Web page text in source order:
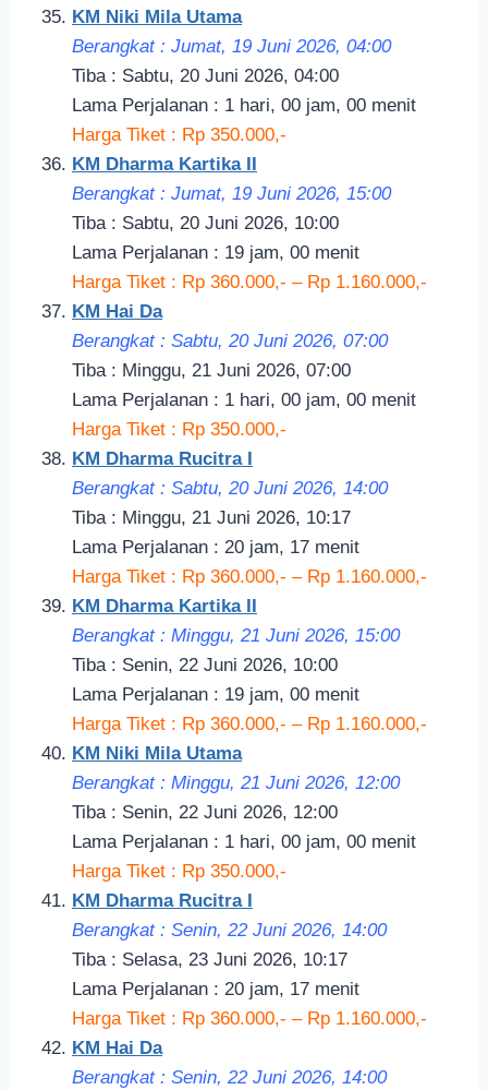
KM Niki Mila Utama
Berangkat : Jumat, 19 Juni 2026, 04:00
Tiba : Sabtu, 20 Juni 2026, 04:00
Lama Perjalanan : 1 hari, 00 jam, 00 menit
Harga Tiket : Rp 350.000,-
KM Dharma Kartika II
Berangkat : Jumat, 19 Juni 2026, 15:00
Tiba : Sabtu, 20 Juni 2026, 10:00
Lama Perjalanan : 19 jam, 00 menit
Harga Tiket : Rp 360.000,- – Rp 1.160.000,-
KM Hai Da
Berangkat : Sabtu, 20 Juni 2026, 07:00
Tiba : Minggu, 21 Juni 2026, 07:00
Lama Perjalanan : 1 hari, 00 jam, 00 menit
Harga Tiket : Rp 350.000,-
KM Dharma Rucitra I
Berangkat : Sabtu, 20 Juni 2026, 14:00
Tiba : Minggu, 21 Juni 2026, 10:17
Lama Perjalanan : 20 jam, 17 menit
Harga Tiket : Rp 360.000,- – Rp 1.160.000,-
KM Dharma Kartika II
Berangkat : Minggu, 21 Juni 2026, 15:00
Tiba : Senin, 22 Juni 2026, 10:00
Lama Perjalanan : 19 jam, 00 menit
Harga Tiket : Rp 360.000,- – Rp 1.160.000,-
KM Niki Mila Utama
Berangkat : Minggu, 21 Juni 2026, 12:00
Tiba : Senin, 22 Juni 2026, 12:00
Lama Perjalanan : 1 hari, 00 jam, 00 menit
Harga Tiket : Rp 350.000,-
KM Dharma Rucitra I
Berangkat : Senin, 22 Juni 2026, 14:00
Tiba : Selasa, 23 Juni 2026, 10:17
Lama Perjalanan : 20 jam, 17 menit
Harga Tiket : Rp 360.000,- – Rp 1.160.000,-
KM Hai Da
Berangkat : Senin, 22 Juni 2026, 14:00